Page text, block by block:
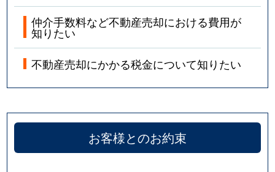
仲介手数料など不動産売却における費用が
知りたい
不動産売却にかかる税金について知りたい
お客様とのお約束